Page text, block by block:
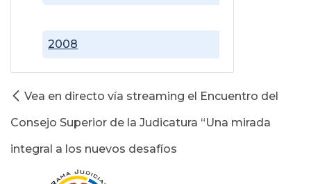
2008
Vea en directo vía streaming el Encuentro del
Consejo Superior de la Judicatura “Una mirada
integral a los nuevos desafíos